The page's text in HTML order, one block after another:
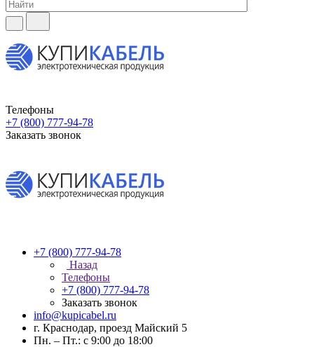
Телефоны
+7 (800) 777-94-78
Заказать звонок
+7 (800) 777-94-78
Назад
Телефоны
+7 (800) 777-94-78
Заказать звонок
info@kupicabel.ru
г. Краснодар, проезд Майский 5
Пн. – Пт.: с 9:00 до 18:00